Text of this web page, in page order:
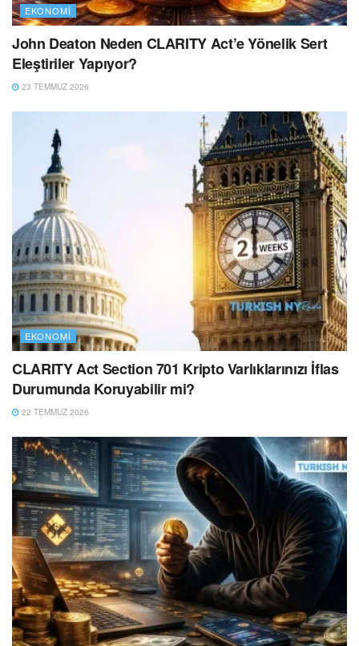
EKONOMI
John Deaton Neden CLARITY Act’e Yönelik Sert
Eleştiriler Yapıyor?
23 TEMMUZ 2026
EKONOMI
CLARITY Act Section 701 Kripto Varlıklarınızı İflas
Durumunda Koruyabilir mi?
22 TEMMUZ 2026